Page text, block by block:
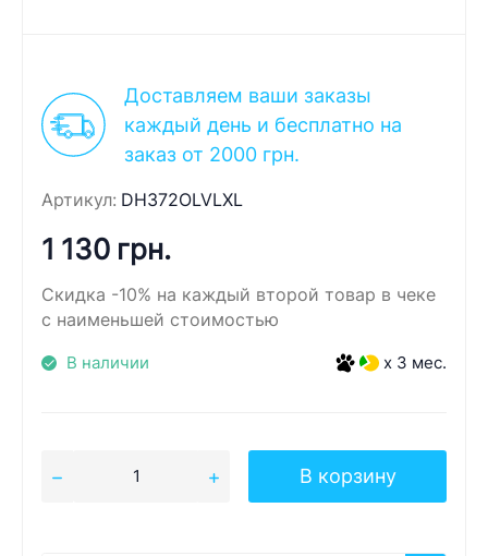
Доставляем ваши заказы
каждый день и бесплатно на
заказ от 2000 грн.
Артикул: DH372OLVLXL
1 130 грн.
Скидка -10% на каждый второй товар в чеке
с наименьшей стоимостью
В наличии x 3 мес.
В корзину